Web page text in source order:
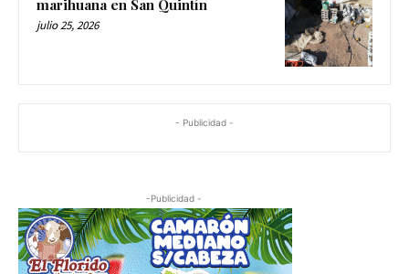
marihuana en San Quintín
julio 25, 2026
- Publicidad -
-Publicidad -